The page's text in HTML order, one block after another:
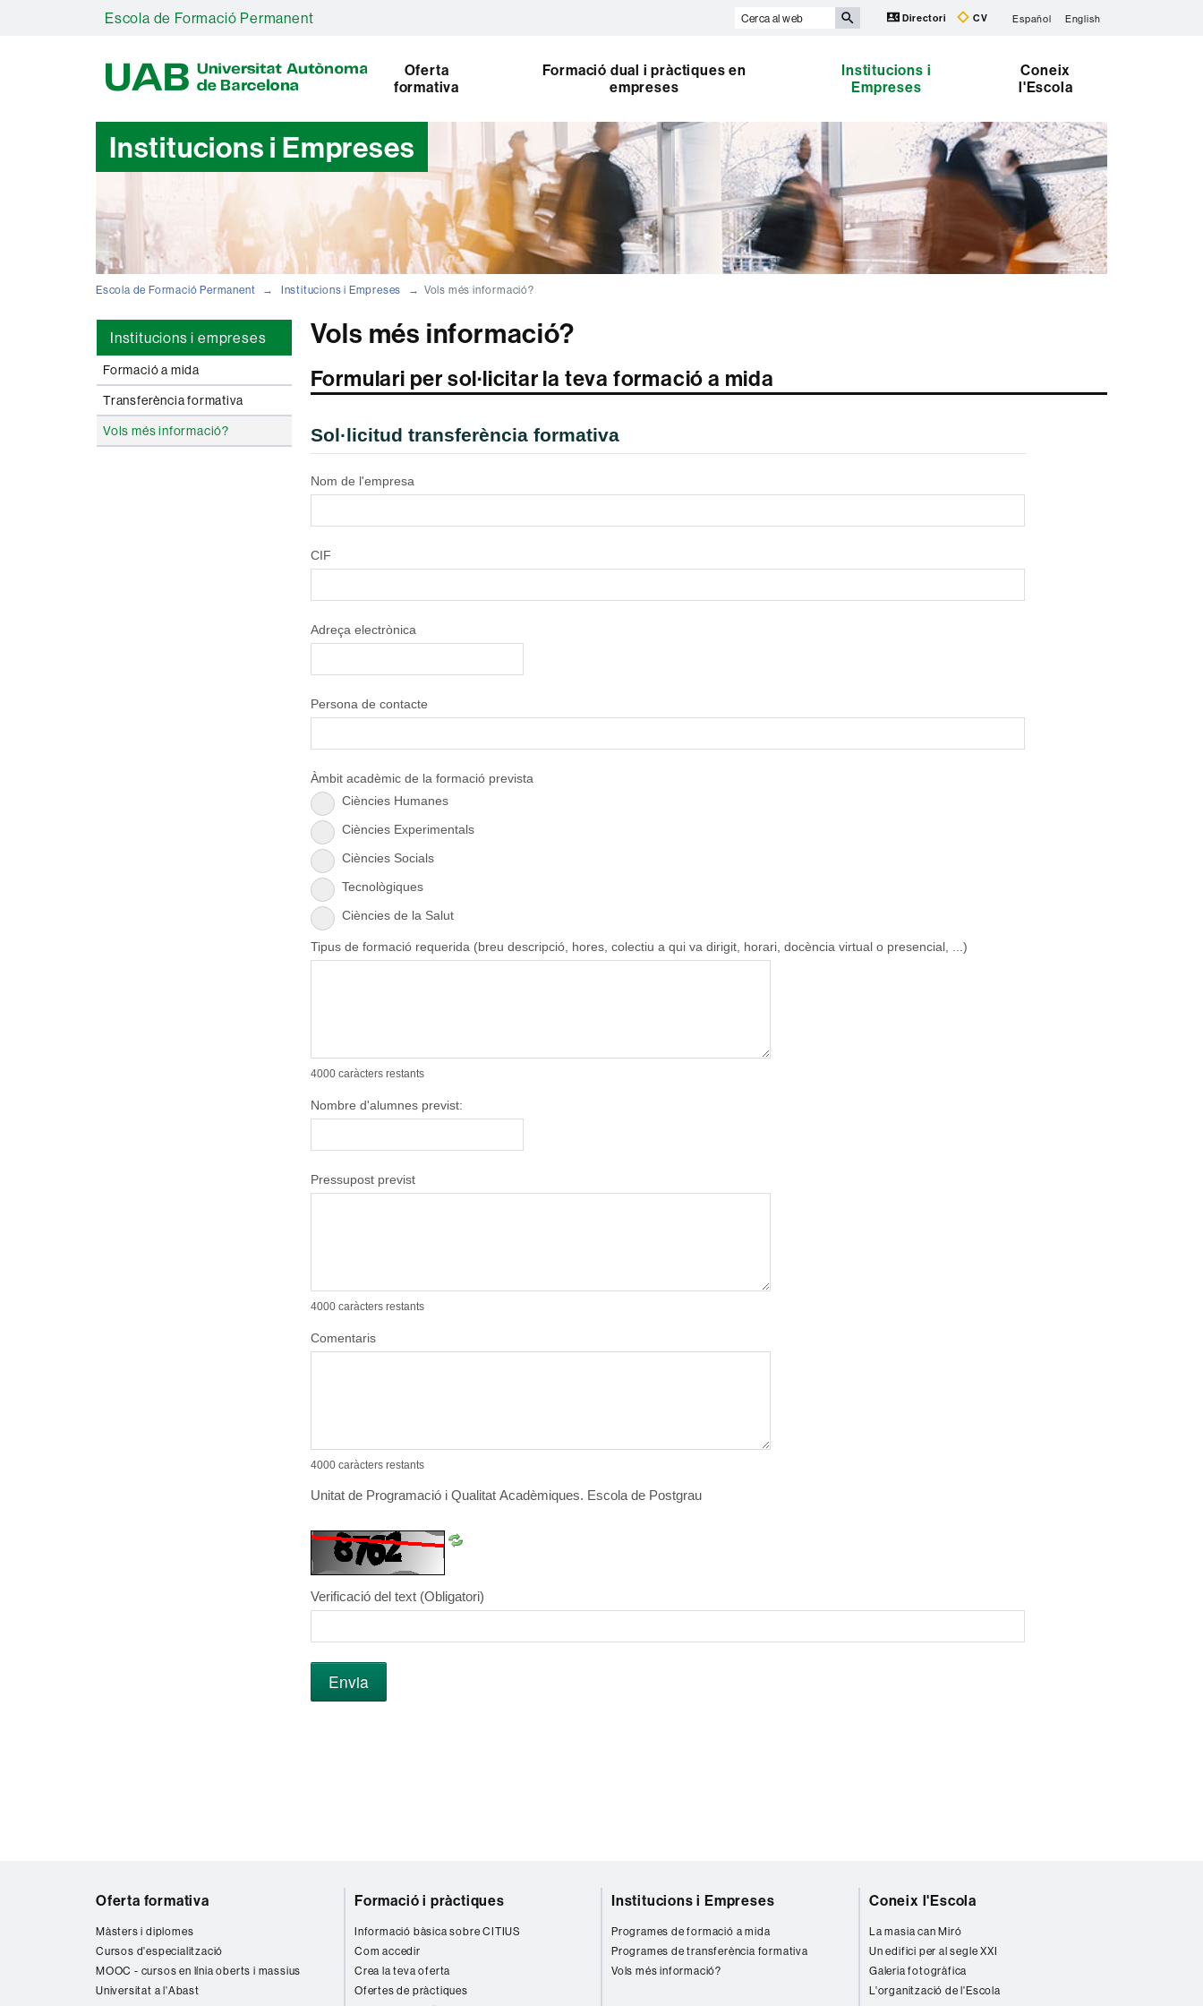
Escola de Formació Permanent
Cerca
Directori CV Español English
A
Oferta
formativa
Formació dual i pràctiques en
empreses
Institucions i
Empreses
Coneix
l'Escola
Institucions i Empreses
Escola de Formació Permanent Institucions i Empreses Vols més informació?
Institucions i empreses
Formació a mida
Transferència formativa
Vols més informació?
Vols més informació?
Formulari per sol·licitar la teva formació a mida
Oferta formativa
Màsters i diplomes
Cursos d'especialització
MOOC - cursos en línia oberts i massius
Universitat a l'Abast
Formació i pràctiques
Informació bàsica sobre CITIUS
Com accedir
Crea la teva oferta
Ofertes de pràctiques
Institucions i Empreses
Programes de formació a mida
Programes de transferència formativa
Vols més informació?
Coneix l'Escola
La masia can Miró
Un edifici per al segle XXI
Galeria fotogràfica
L'organització de l'Escola